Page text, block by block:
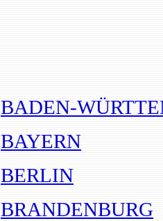
BADEN-
BAYERN
BERLIN
BRANDENBURG